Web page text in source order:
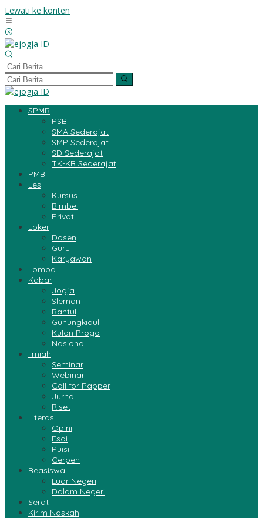
Lewati ke konten
SPMB
PSB
SMA Sederajat
SMP Sederajat
SD Sederajat
TK-KB Sederajat
PMB
Les
Kursus
Bimbel
Privat
Loker
Dosen
Guru
Karyawan
Lomba
Kabar
Jogja
Sleman
Bantul
Gunungkidul
Kulon Progo
Nasional
Ilmiah
Seminar
Webinar
Call for Papper
Jurnai
Riset
Literasi
Opini
Esai
Puisi
Cerpen
Beasiswa
Luar Negeri
Dalam Negeri
Serat
Kirim Naskah